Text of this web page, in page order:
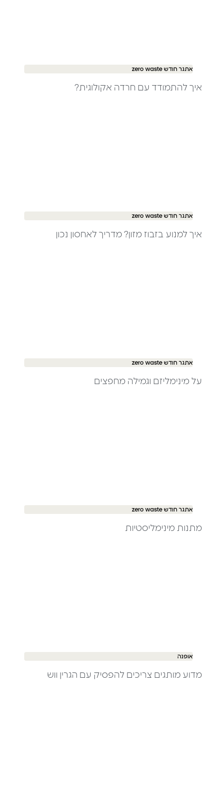
אתגר חודש zero waste
איך להתמודד עם חרדה אקולוגית?
אתגר חודש zero waste
איך למנוע בזבוז מזון? מדריך לאחסון נכון
אתגר חודש zero waste
על מינימליזם וגמילה מחפצים
אתגר חודש zero waste
מתנות מינימליסטיות
אופנה
מדוע מותגים צריכים להפסיק עם הגרין ווש